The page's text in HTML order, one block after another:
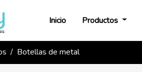
Inicio Productos
Botellas de metal